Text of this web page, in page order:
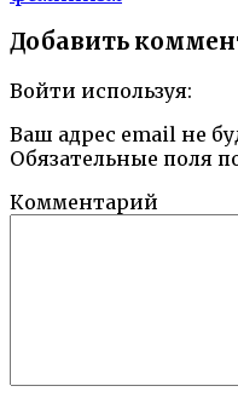
Добавить
Войти используя:
Ваш адрес email не
Обязательные поля
Комментарий